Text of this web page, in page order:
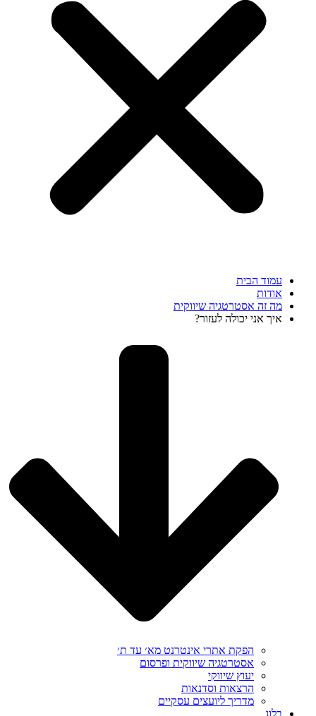
עמוד הבית
אודות
מה זה אסטרטגיה שיווקית
איך אני יכולה לעזור?
הפקת אתרי אינטרנט מא׳ עד ת׳
אסטרטגיה שיווקית ופרסום
יעוץ שיווקי
הרצאות וסדנאות
מדריך ליועצים עסקיים
בלוג